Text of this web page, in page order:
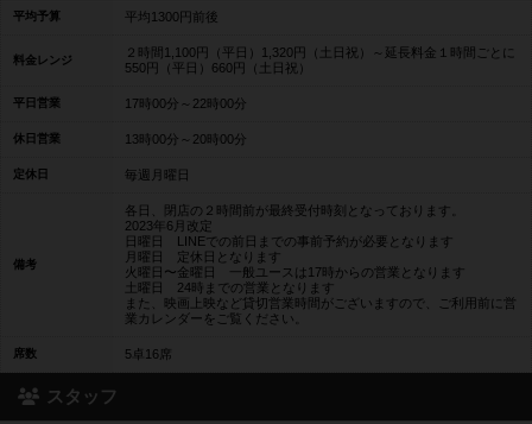
平均予算 平均1300円前後
料金レンジ
２時間1,100円（平日）1,320円（土日祝）～延長料金１時間ごとに
550円（平日）660円（土日祝）
平日営業 17時00分～22時00分
休日営業 13時00分～20時00分
定休日 毎週月曜日
備考
各日、閉店の２時間前が最終受付時刻となっております。
2023年6月改定
日曜日 LINEでの前日までの事前予約が必要となります
月曜日 定休日となります
火曜日〜金曜日 一般ユースは17時からの営業となります
土曜日 24時までの営業となります
また、映画上映など貸切営業時間がございますので、ご利用前に営
業カレンダーをご覧ください。
席数 5卓16席
スタッフ